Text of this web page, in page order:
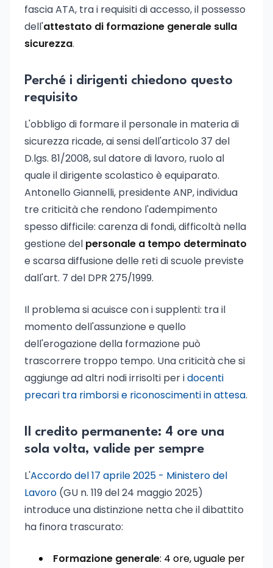
fascia ATA, tra i requisiti di accesso, il possesso
dell'attestato di formazione generale sulla
sicurezza.
Perché i dirigenti chiedono questo
requisito
L'obbligo di formare il personale in materia di
sicurezza ricade, ai sensi dell'articolo 37 del
D.lgs. 81/2008, sul datore di lavoro, ruolo al
quale il dirigente scolastico è equiparato.
Antonello Giannelli, presidente ANP, individua
tre criticità che rendono l'adempimento
spesso difficile: carenza di fondi, difficoltà nella
gestione del personale a tempo determinato
e scarsa diffusione delle reti di scuole previste
dall'art. 7 del DPR 275/1999.
Il problema si acuisce con i supplenti: tra il
momento dell'assunzione e quello
dell'erogazione della formazione può
trascorrere troppo tempo. Una criticità che si
aggiunge ad altri nodi irrisolti per idocenti
precari tra rimborsi e riconoscimenti in attesa.
Il credito permanente: 4 ore una
sola volta, valide per sempre
L'Accordo del 17 aprile 2025 - Ministero del
Lavoro (GU n. 119 del 24 maggio 2025)
introduce una distinzione netta che il dibattito
ha finora trascurato:
Formazione generale: 4 ore, uguale per